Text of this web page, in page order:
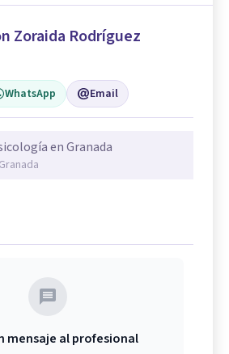
Zoraida Rodríguez
WhatsApp Email
en Granada
mensaje al profesional